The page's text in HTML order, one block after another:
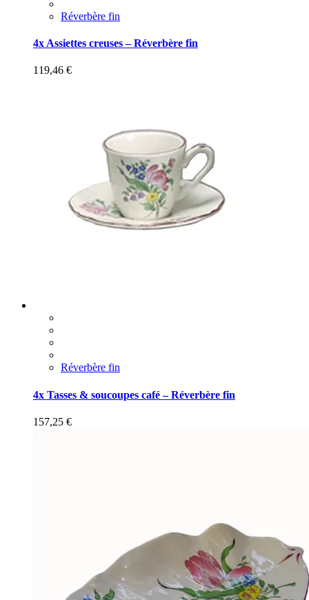
Réverbère fin
4x Assiettes creuses – Réverbère fin
119,46 €
Réverbère fin
4x Tasses & soucoupes café – Réverbère fin
157,25 €